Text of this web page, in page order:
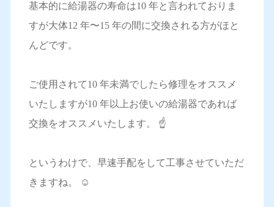
基本的に給湯器の寿命は10 年と言われておりま
すが大体12 年〜15 年の間に交換される方がほと
んどです。
ご使用されて10 年未満でしたら修理をオススメ
いたしますが10 年以上お使いの給湯器であれば
交換をオススメいたします。 ☝️
というわけで、早速手配をして工事させていただ
きますね。 ☺️